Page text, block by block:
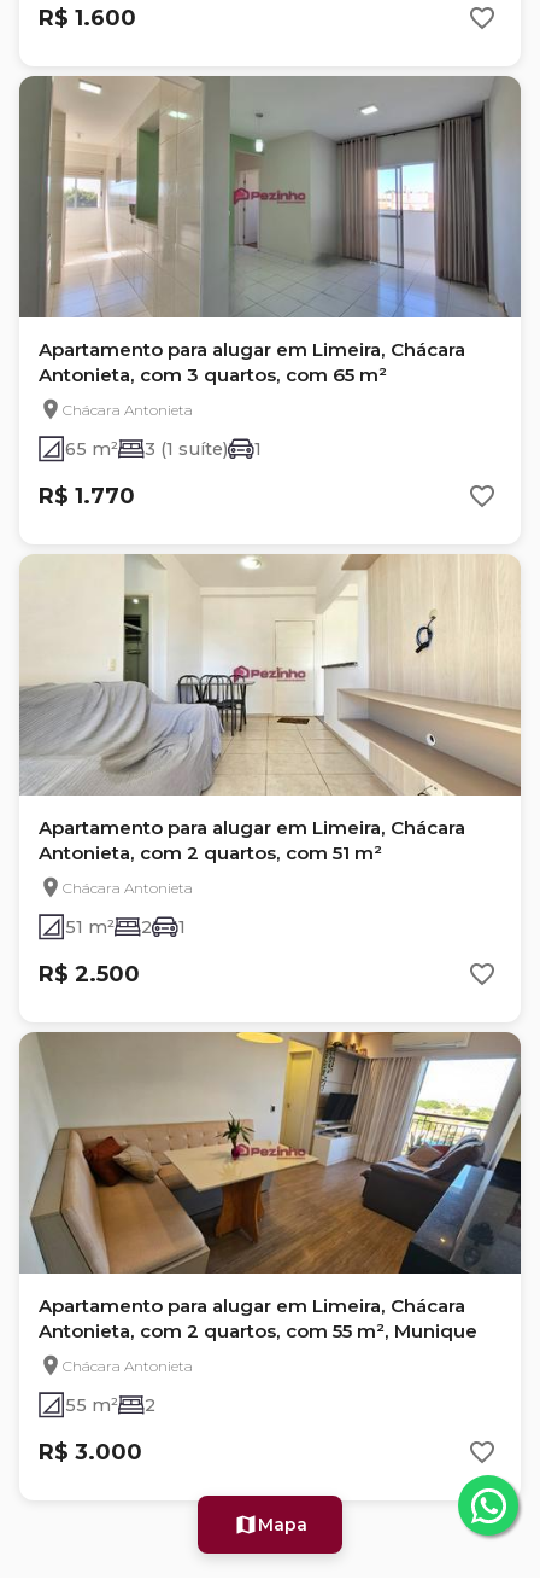
R$ 1.600
Apartamento para alugar em Limeira, Chácara
Antonieta, com 3 quartos, com 65 m²
Chácara Antonieta
65 m² 3 (1 suíte) 1
R$ 1.770
Apartamento para alugar em Limeira, Chácara
Antonieta, com 2 quartos, com 51 m²
Chácara Antonieta
51 m² 2 1
R$ 2.500
Apartamento para alugar em Limeira, Chácara
Antonieta, com 2 quartos, com 55 m², Munique
Chácara Antonieta
55 m² 2
R$ 3.000
Mapa